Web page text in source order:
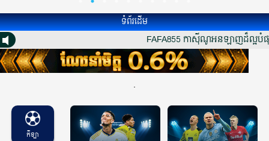
ទំព័រដើម
FAFA855 កាស៊ីណូអនឡាញដ៏ល្អបំ
.
កីឡា